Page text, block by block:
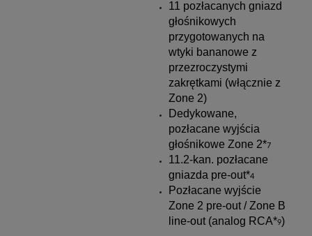
11 pozłacanych gniazd
głośnikowych
przygotowanych na
wtyki bananowe z
przezroczystymi
zakrętkami (włącznie z
Zone 2)
Dedykowane,
pozłacane wyjścia
głośnikowe Zone 2*7
11.2-kan. pozłacane
gniazda pre-out*4
Pozłacane wyjście
Zone 2 pre-out / Zone B
line-out (analog RCA*9)